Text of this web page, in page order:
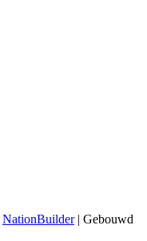
NationBuilder| Gebouwd